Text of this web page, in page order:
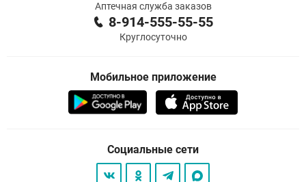
Аптечная служба заказов
8-914-555-55-55
Круглосуточно
Мобильное приложение
Социальные сети